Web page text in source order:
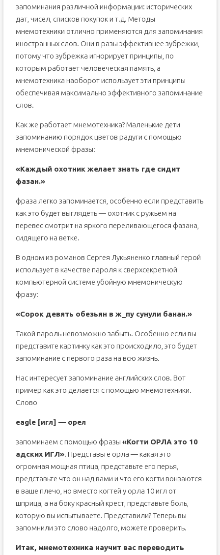
запоминания различной информации: исторических
дат, чисел, списков покупок и т.д. Методы
мнемотехники отлично применяются для запоминания
иностранных слов. Они в разы эффективнее зубрежки,
потому что зубрежка игнорирует принципы, по
которым работает человеческая память, а
мнемотехника наоборот использует эти принципы
обеспечивая максимально эффективного запоминание
слов.
Как же работает мнемотехника? Маленькие дети
запоминанию порядок цветов радуги с помощью
мнемонической фразы:
«Каждый охотник желает знать где сидит
фазан.»
фраза легко запоминается, особенно если представить
как это будет выглядеть — охотник с ружьем на
перевес смотрит на яркого переливающегося фазана,
сидящего на ветке.
В одном из романов Сергея Лукьяненко главный герой
использует в качестве пароля к сверхсекретной
компьютерной системе убойную мнемоническую
фразу:
«Сорок девять обезьян в ж_пу сунули банан.»
Такой пароль невозможно забыть. Особенно если вы
представите картинку как это происходило, это будет
запоминание с первого раза на всю жизнь.
Нас интересует запоминание английских слов. Вот
пример как это делается с помощью мнемотехники.
Слово
eagle [игл] — орел
запоминаем с помощью фразы «Когти ОРЛА это 10
адских ИГЛ». Представьте орла — какая это
огромная мощная птица, представьте его перья,
представьте что он над вами и что его когти вонзаются
в ваше плечо, но вместо когтей у орла 10 игл от
шприца, а на боку красный крест, представьте боль,
которую вы испытываете. Представили? Теперь вы
запомнили это слово надолго, можете проверить.
Итак, мнемотехника научит вас переводить